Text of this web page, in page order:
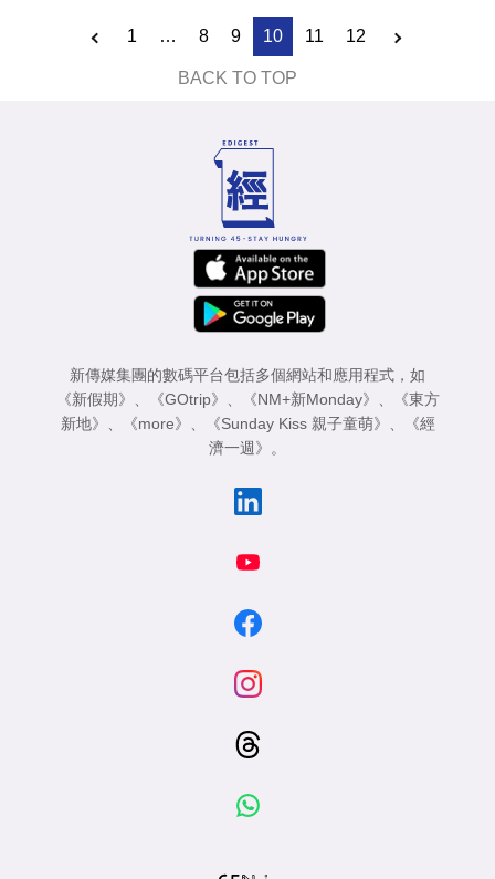
1 … 8 9 10 11 12
BACK TO TOP
新傳媒集團的數碼平台包括多個網站和應用程式，如
《新假期》 、 《GOtrip》 、 《NM+新Monday》 、
《東方
新地》 、 《more》 、 《Sunday Kiss 親子童萌》 、
《經
濟一週》 。